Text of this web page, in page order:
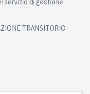
TRANSITORIO